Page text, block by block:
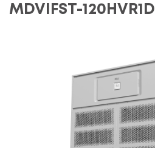
MDVIFST-120HVR1D